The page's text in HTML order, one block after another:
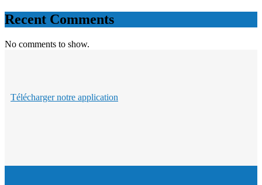
Recent Comments
No comments to show.
Télécharger notre application